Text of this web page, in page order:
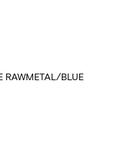
RAWMETAL/BLUE